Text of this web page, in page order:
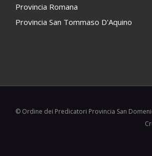
Provincia Romana
Provincia San Tommaso D'Aquino
© Ordine dei Predicatori Provincia San